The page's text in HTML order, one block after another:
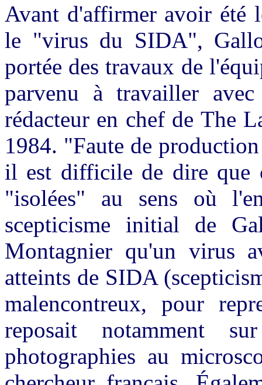
Avant d'affirmer avoir été
le "virus du SIDA",
portée des travaux de
parvenu à travailler
rédacteur en chef de The
1984. "Faute de
il est difficile de dire que
"isolées" au sens où
scepticisme initial de
Montagnier qu'un virus
atteints de SIDA
malencontreux, pour
reposait notamment
photographies au